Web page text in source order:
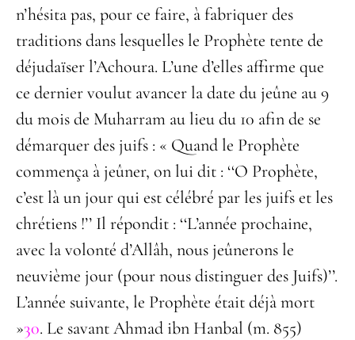
n’hésita pas, pour ce faire, à fabriquer des
traditions dans lesquelles le Prophète tente de
déjudaïser l’Achoura. L’une d’elles affirme que
ce dernier voulut avancer la date du jeûne au 9
du mois de Muharram au lieu du 10 afin de se
démarquer des juifs : « Quand le Prophète
commença à jeûner, on lui dit : ‘‘O Prophète,
c’est là un jour qui est célébré par les juifs et les
chrétiens !’’ Il répondit : ‘‘L’année prochaine,
avec la volonté d’Allâh, nous jeûnerons le
neuvième jour (pour nous distinguer des Juifs)’’.
L’année suivante, le Prophète était déjà mort
»30. Le savant Ahmad ibn Hanbal (m. 855)